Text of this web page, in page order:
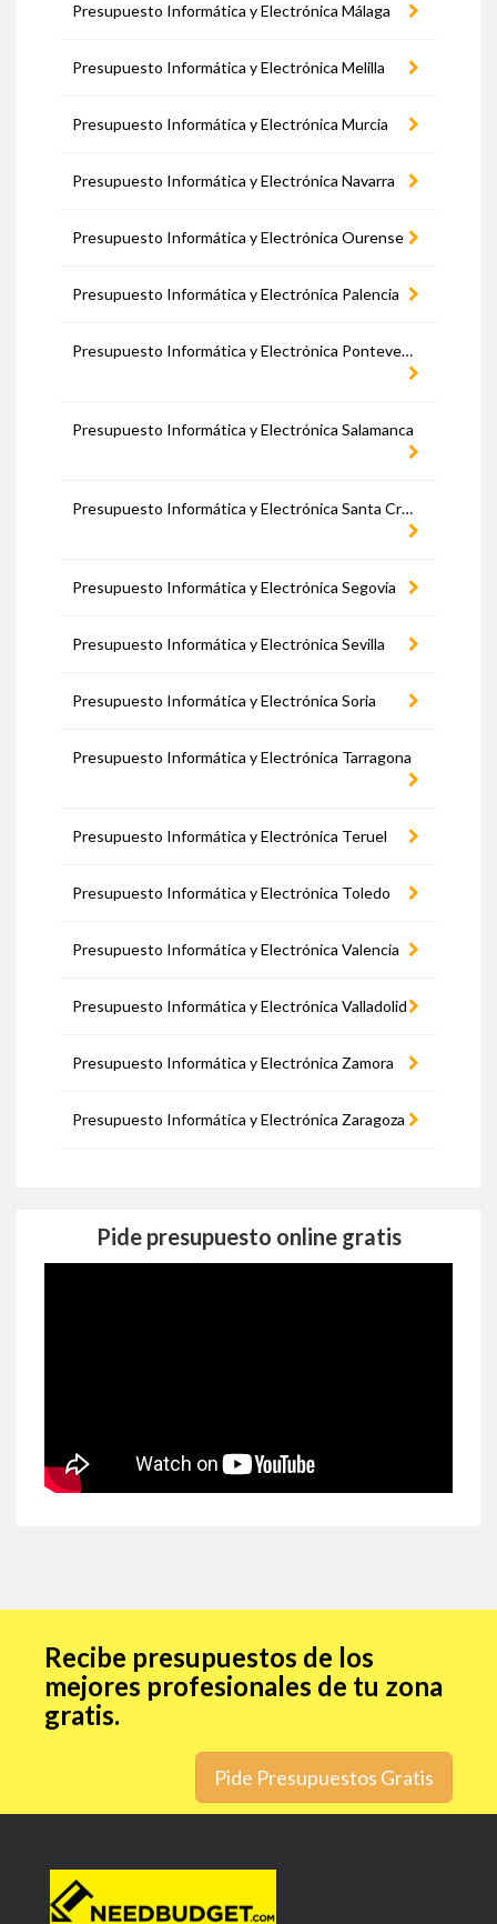
Presupuesto Informática y Electrónica Málaga
Presupuesto Informática y Electrónica Melilla
Presupuesto Informática y Electrónica Murcia
Presupuesto Informática y Electrónica Navarra
Presupuesto Informática y Electrónica Ourense
Presupuesto Informática y Electrónica Palencia
Presupuesto Informática y Electrónica Pontevedra
Presupuesto Informática y Electrónica Salamanca
Presupuesto Informática y Electrónica Santa Cruz de Tenerife
Presupuesto Informática y Electrónica Segovia
Presupuesto Informática y Electrónica Sevilla
Presupuesto Informática y Electrónica Soria
Presupuesto Informática y Electrónica Tarragona
Presupuesto Informática y Electrónica Teruel
Presupuesto Informática y Electrónica Toledo
Presupuesto Informática y Electrónica Valencia
Presupuesto Informática y Electrónica Valladolid
Presupuesto Informática y Electrónica Zamora
Presupuesto Informática y Electrónica Zaragoza
Pide presupuesto online gratis
Recibe presupuestos de los
mejores profesionales de tu zona
gratis.
Pide Presupuestos Gratis